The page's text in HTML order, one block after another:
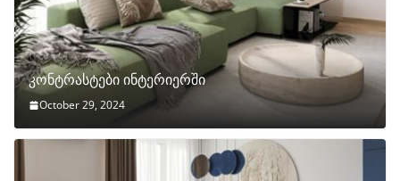
კონტრასტები ინტერიერში
October 29, 2024